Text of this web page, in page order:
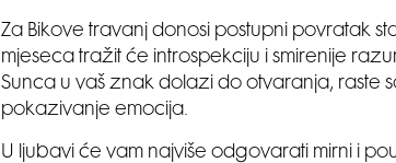
Za Bikove travanj donosi postupni povratak
mjeseca tražit će introspekciju i smirenije
Sunca u vaš znak dolazi do otvaranja, raste
pokazivanje emocija.
U ljubavi će vam najviše odgovarati mirni i